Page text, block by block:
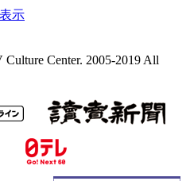
示
Center. 2005-2019 All